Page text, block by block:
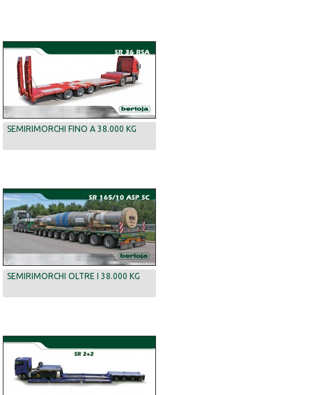
SEMIRIMORCHI FINO A 38.000 KG
SEMIRIMORCHI OLTRE I 38.000 KG